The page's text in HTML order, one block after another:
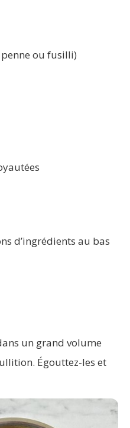
ou fusilli)
d’ingrédients au bas
un grand volume
Égouttez-les et